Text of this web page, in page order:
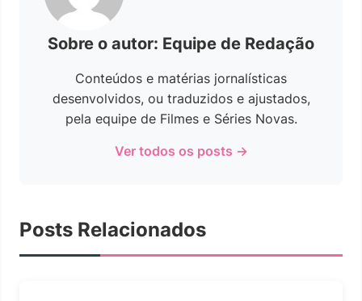
Sobre o autor: Equipe de Redação
Conteúdos e matérias jornalísticas
desenvolvidos, ou traduzidos e ajustados,
pela equipe de Filmes e Séries Novas.
Ver todos os posts →
Posts Relacionados